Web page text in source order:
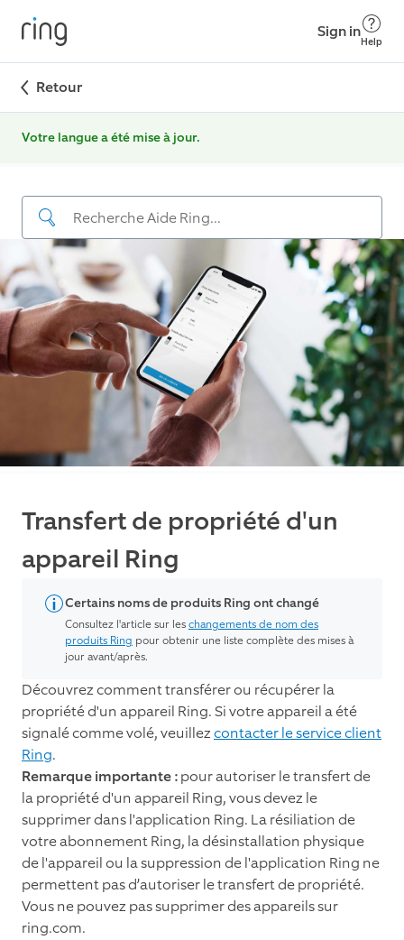
Sign in
Help
Retour
Votre langue a été mise à jour.
Transfert de propriété d'un
appareil Ring
Certains noms de produits Ring ont changé
Consultez l'article sur leschangements de nom des
produits Ring pour obtenir une liste complète des mises à
jour avant/après.
Découvrez comment transférer ou récupérer la
propriété d'un appareil Ring. Si votre appareil a été
signalé comme volé, veuillezcontacter le service client
Ring.
Remarque importante :pour autoriser le transfert de
la propriété d'un appareil Ring, vous devez le
supprimer dans l'application Ring. La résiliation de
votre abonnement Ring, la désinstallation physique
de l'appareil ou la suppression de l'application Ring ne
permettent pas d’autoriser le transfert de propriété.
Vous ne pouvez pas supprimer des appareils sur
ring.com.